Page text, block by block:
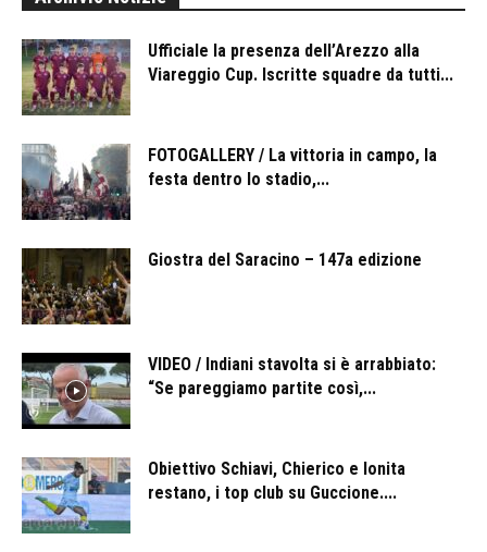
Ufficiale la presenza dell’Arezzo alla
Viareggio Cup. Iscritte squadre da tutti...
FOTOGALLERY / La vittoria in campo, la
festa dentro lo stadio,...
Giostra del Saracino – 147a edizione
VIDEO / Indiani stavolta si è arrabbiato:
“Se pareggiamo partite così,...
Obiettivo Schiavi, Chierico e Ionita
restano, i top club su Guccione....